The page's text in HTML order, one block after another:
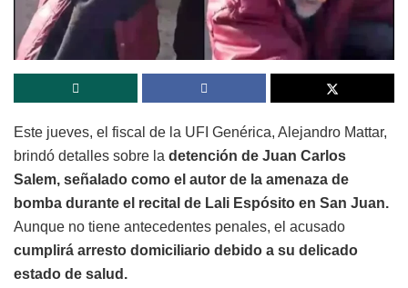
Este jueves, el fiscal de la UFI Genérica, Alejandro Mattar,
brindó detalles sobre la detención de Juan Carlos
Salem, señalado como el autor de la amenaza de
bomba durante el recital de Lali Espósito en San Juan.
Aunque no tiene antecedentes penales, el acusado
cumplirá arresto domiciliario debido a su delicado
estado de salud.